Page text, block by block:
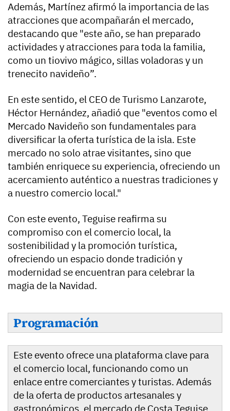
Además, Martínez afirmó la importancia de las
atracciones que acompañarán el mercado,
destacando que "este año, se han preparado
actividades y atracciones para toda la familia,
como un tiovivo mágico, sillas voladoras y un
trenecito navideño”.
En este sentido, el CEO de Turismo Lanzarote,
Héctor Hernández, añadió que "eventos como el
Mercado Navideño son fundamentales para
diversificar la oferta turística de la isla. Este
mercado no solo atrae visitantes, sino que
también enriquece su experiencia, ofreciendo un
acercamiento auténtico a nuestras tradiciones y
a nuestro comercio local."
Con este evento, Teguise reafirma su
compromiso con el comercio local, la
sostenibilidad y la promoción turística,
ofreciendo un espacio donde tradición y
modernidad se encuentran para celebrar la
magia de la Navidad.
Programación
Este evento ofrece una plataforma clave para
el comercio local, funcionando como un
enlace entre comerciantes y turistas. Además
de la oferta de productos artesanales y